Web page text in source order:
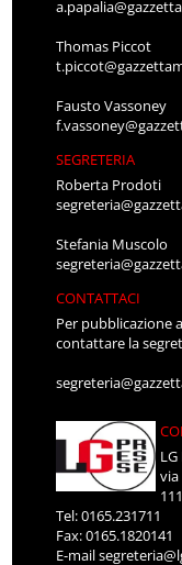
Thomas Piccot
Fausto Vassoney
SEGRETERIA
Roberta Prodoti
Stefania Muscolo
CONTATTACI
Per pubblicazione
contattare la
LG
via
Tel: 0165.231711
Fax: 0165.1820141
E-mail